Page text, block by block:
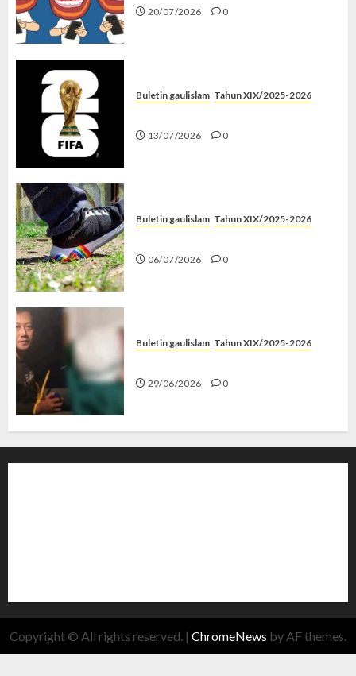
20/07/2026 0
Buletin gaulislam Tahun XIX/2025-2026
13/07/2026 0
Buletin gaulislam Tahun XIX/2025-2026
06/07/2026 0
Buletin gaulislam Tahun XIX/2025-2026
29/06/2026 0
Copyright © All rights reserved. | ChromeNews by AF themes.